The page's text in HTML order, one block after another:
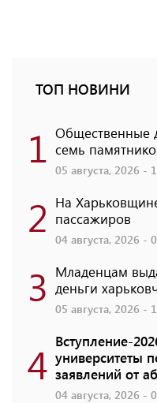
ТОП НОВИНИ
1 Общественные
семь
05 августа, 2026 -
2 На
пассажиров
04 августа, 2026 -
3 Младенцам
деньги
05 августа, 2026 -
4 Вступление-
университеты
заявлений от
04 августа, 2026 -